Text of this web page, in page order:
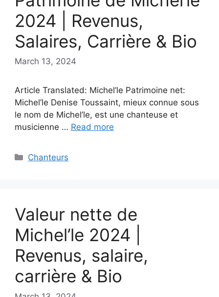
2024 | Revenus,
Salaires, Carrière & Bio
March 13, 2024
Article Translated: Michel’le Patrimoine net:
Michel’le Denise Toussaint, mieux connue sous
le nom de Michel’le, est une chanteuse et
musicienne … Read more
Categories
Chanteurs
Valeur nette de
Michel’le 2024 |
Revenus, salaire,
carrière & Bio